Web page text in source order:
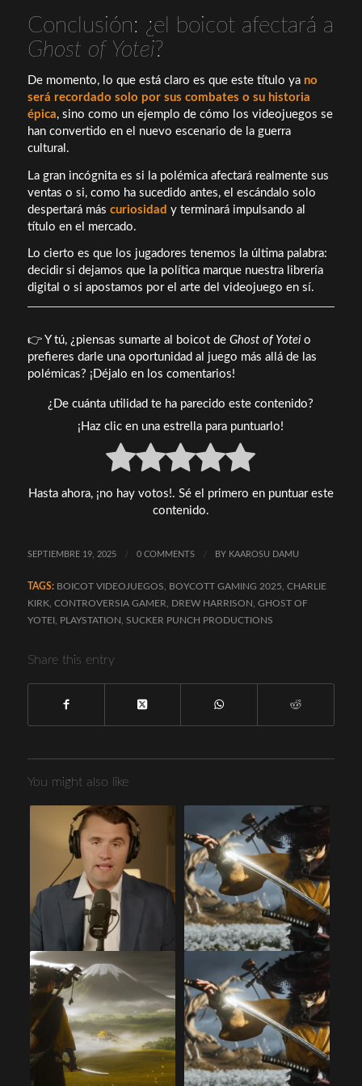
Conclusión: ¿el boicot afectará a
Ghost of Yotei?
De momento, lo que está claro es que este título ya no
será recordado solo por sus combates o su historia
épica, sino como un ejemplo de cómo los videojuegos se
han convertido en el nuevo escenario de la guerra
cultural.
La gran incógnita es si la polémica afectará realmente sus
ventas o si, como ha sucedido antes, el escándalo solo
despertará más curiosidad y terminará impulsando al
título en el mercado.
Lo cierto es que los jugadores tenemos la última palabra:
decidir si dejamos que la política marque nuestra librería
digital o si apostamos por el arte del videojuego en sí.
👉 Y tú, ¿piensas sumarte al boicot de Ghost of Yoteio
prefieres darle una oportunidad al juego más allá de las
polémicas? ¡Déjalo en los comentarios!
¿De cuánta utilidad te ha parecido este contenido?
¡Haz clic en una estrella para puntuarlo!
Hasta ahora, ¡no hay votos!. Sé el primero en puntuar este
contenido.
SEPTIEMBRE 19, 2025 / 0 COMMENTS / BY KAAROSU DAMU
TAGS: BOICOT VIDEOJUEGOS, BOYCOTT GAMING 2025, CHARLIE
KIRK, CONTROVERSIA GAMER, DREW HARRISON , GHOST OF
YOTEI , PLAYSTATION , SUCKER PUNCH PRODUCTIONS
Share this entry
You might also like